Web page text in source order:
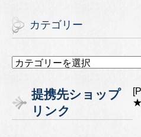
カテゴリー
カ
リ
ー
提携先ショップ
リンク
★